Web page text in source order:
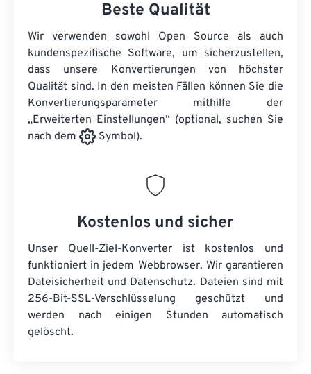
Beste Qualität
Wir verwenden sowohl Open Source als auch
kundenspezifische Software, um sicherzustellen,
dass unsere Konvertierungen von höchster
Qualität sind. In den meisten Fällen können Sie die
Konvertierungsparameter mithilfe der
„Erweiterten Einstellungen“ (optional, suchen Sie
nach dem
Symbol).
Kostenlos und sicher
Unser Quell-Ziel-Konverter ist kostenlos und
funktioniert in jedem Webbrowser. Wir garantieren
Dateisicherheit und Datenschutz. Dateien sind mit
256-Bit-SSL-Verschlüsselung geschützt und
werden nach einigen Stunden automatisch
gelöscht.